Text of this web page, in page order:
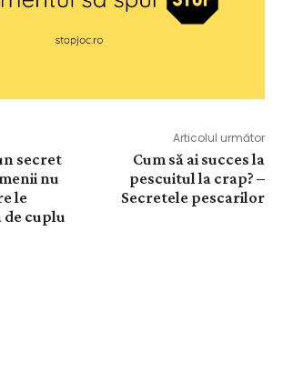
secret
nu
le
cuplu
Articolul următor
Cum să ai succes la
pescuitul la crap? –
Secretele pescarilor